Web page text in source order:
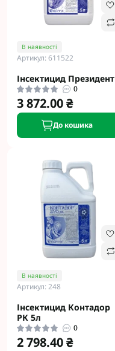
В наявності
Артикул: 611522
Інсектицид Президент
0
3 872.00 ₴
До кошика
В наявності
Артикул: 248
Інсектицид Контадор
РК 5л
0
2 798.40 ₴